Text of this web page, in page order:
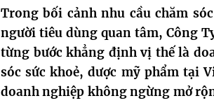
Trong bối cảnh nhu cầu chăm
người tiêu dùng quan tâm, Công
từng bước khẳng định vị thế là
sóc sức khoẻ, dược mỹ phẩm tại
doanh nghiệp không ngừng mở